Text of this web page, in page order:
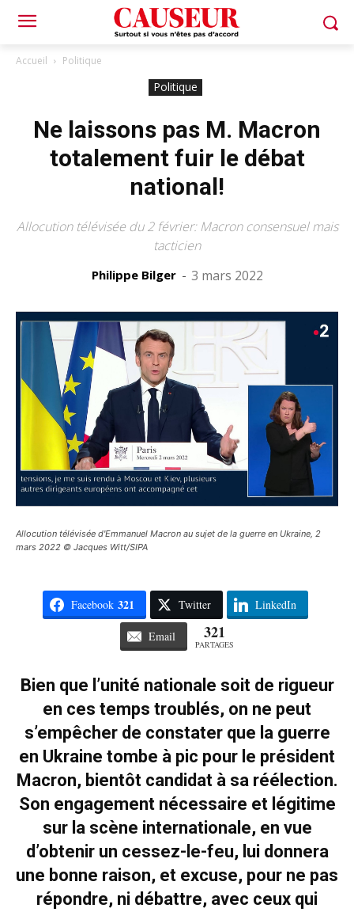
Accueil Politique
Politique
Ne laissons pas M. Macron
totalement fuir le débat
national!
Allocution télévisée du 2 février: Macron consensuel mais
tacticien
Philippe Bilger - 3 mars 2022
Allocution télévisée d'Emmanuel Macron au sujet de la guerre en Ukraine, 2
mars 2022 © Jacques Witt/SIPA
Facebook 321 Twitter LinkedIn
Email 321
PARTAGES
Bien que l’unité nationale soit de rigueur
en ces temps troublés, on ne peut
s’empêcher de constater que la guerre
en Ukraine tombe à pic pour le président
Macron, bientôt candidat à sa réélection.
Son engagement nécessaire et légitime
sur la scène internationale, en vue
d’obtenir un cessez-le-feu, lui donnera
une bonne raison, et excuse, pour ne pas
répondre, ni débattre, avec ceux qui